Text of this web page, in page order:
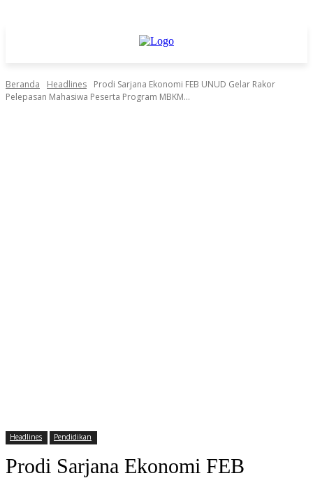
Beranda Headlines
Prodi Sarjana Ekonomi FEB UNUD Gelar Rakor
Pelepasan Mahasiwa Peserta Program MBKM...
Headlines Pendidikan
Prodi Sarjana Ekonomi FEB